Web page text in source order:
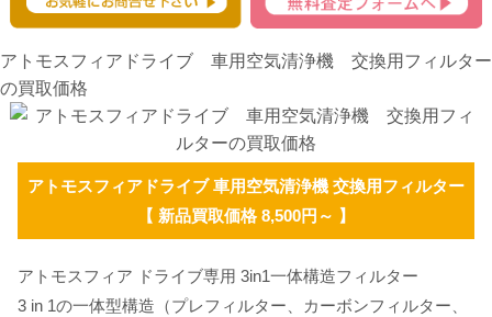
アトモスフィアドライブ 車用空気清浄機 交換用フィルター
の買取価格
アトモスフィアドライブ 車用空気清浄機 交換用フィルター
【 新品買取価格 8,500円～ 】
アトモスフィア ドライブ専用 3in1一体構造フィルター
3 in 1の一体型構造（プレフィルター、カーボンフィルター、